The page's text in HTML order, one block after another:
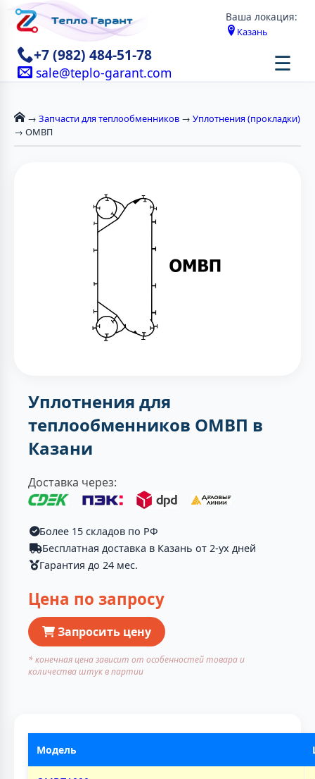
Ваша локация:
Казань
+7 (982) 484-51-78
sale@teplo-garant.com ☰
→ Запчасти для теплообменников → Уплотнения (прокладки)
→ ОМВП
Уплотнения для
теплообменников ОМВП в
Казани
Доставка через:
Более 15 складов по РФ
Бесплатная доставка в Казань от 2-ух дней
Гарантия до 24 мес.
Цена по запросу
Запросить цену
* конечная цена зависит от особенностей товара и
количества штук в партии
Модель